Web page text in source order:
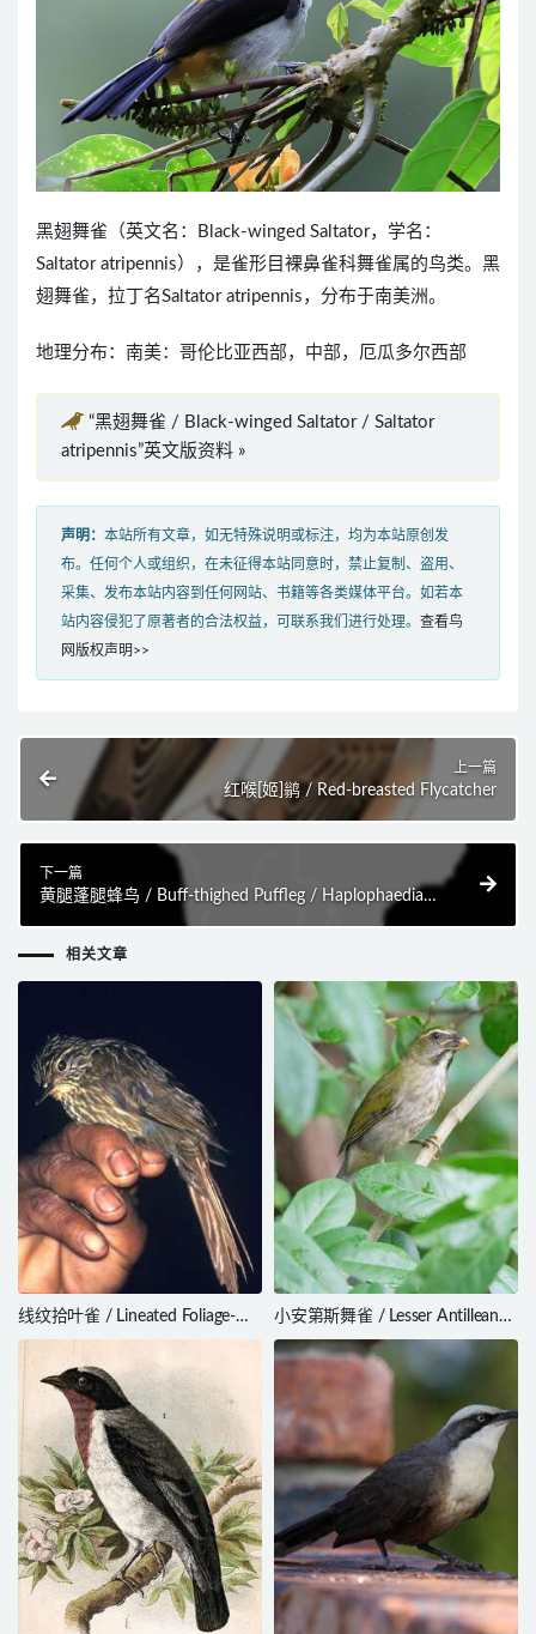
黑翅舞雀（英文名：Black-winged Saltator，学名：
Saltator atripennis），是雀形目裸鼻雀科舞雀属的鸟类。黑
翅舞雀，拉丁名Saltator atripennis，分布于南美洲。
地理分布：南美：哥伦比亚西部，中部，厄瓜多尔西部
“黑翅舞雀 / Black-winged Saltator / Saltator
atripennis”英文版资料 »
声明： 本站所有文章，如无特殊说明或标注，均为本站原创发
布。任何个人或组织，在未征得本站同意时，禁止复制、盗用、
采集、发布本站内容到任何网站、书籍等各类媒体平台。如若本
站内容侵犯了原著者的合法权益，可联系我们进行处理。 查看鸟
网版权声明>>
上一篇
红喉[姬]鹟 / Red-breasted Flycatcher
下一篇
黄腿蓬腿蜂鸟 / Buff-thighed Puffleg / Haplophaedia
相关文章
线纹拾叶雀 / Lineated Foliage-
gleaner / Syndactyla subalaris
小安第斯舞雀 / Lesser Antillean
Saltator / Saltator albicollis